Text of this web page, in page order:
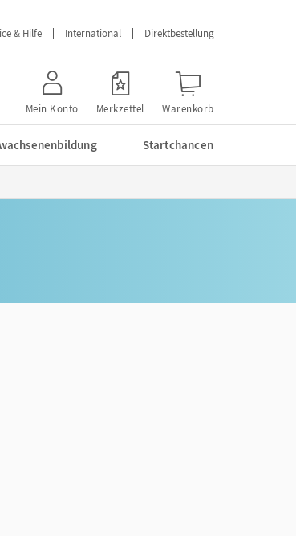
& Hilfe International Direktbestellung
Mein Konto Merkzettel Warenkorb
Startchancen